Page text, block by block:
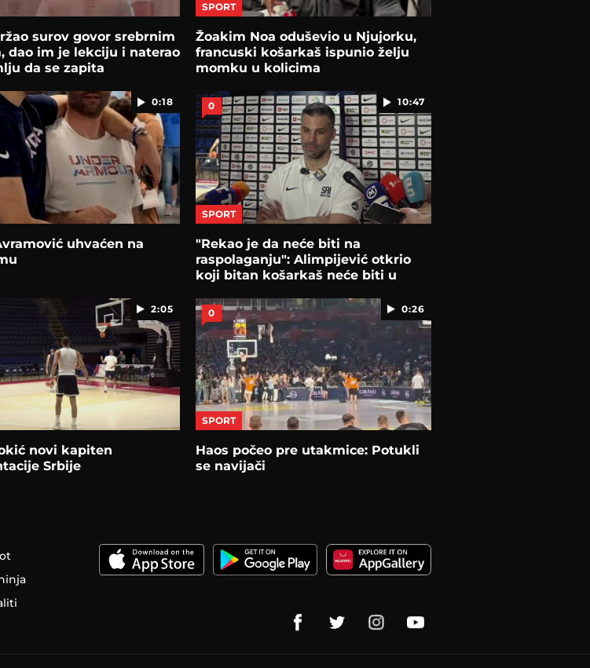
surov govor srebrnim
dao im je lekciju i naterao
da se zapita
SPORT
Žoakim Noa oduševio u Njujorku,
francuski košarkaš ispunio želju
momku u kolicima
0:18
uhvaćen na
10:47
0
SPORT
"Rekao je da neće biti na
raspolaganju": Alimpijević otkrio
koji bitan košarkaš neće biti u
2:05
novi kapiten
Srbije
0:26
0
SPORT
Haos počeo pre utakmice: Potukli
se navijači